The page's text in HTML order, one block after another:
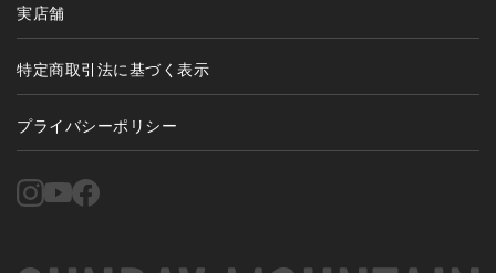
実店舗
特定商取引法に基づく表示
プライバシーポリシー